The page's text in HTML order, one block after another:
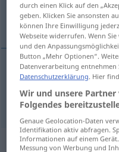
pretpostaviti
pretpostaviti(-vljati)
Synonyme
durch einen Klick auf den
geben. Klicken Sie ansonsten
können Ihre Einwilligung
Webseite widerrufen. Wenn
und den
Button „Mehr Optionen“.
Datenverarbeitung entnehmen
Datenschutzerklärung. Hier
Wir und unsere
Folgendes
Genaue Geolocation-Daten
Identifikation aktiv abfragen.
Informationen auf einem
Messung von Werbung und